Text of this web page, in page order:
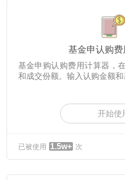
基金申认购
基金申购认购费用计算器，
和成交份额。输入认购金额
开始使
已被使用 1.5w+ 次